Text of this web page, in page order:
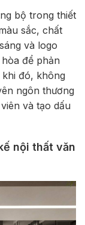
bộ trong thiết
sắc, chất
và logo
để phản
đó, không
ngôn thương
và tạo dấu
nội thất văn